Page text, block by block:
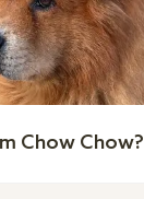
Chow Chow?